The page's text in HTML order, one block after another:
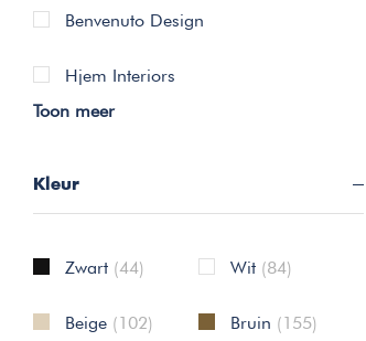
Benvenuto Design
Hjem Interiors
Toon meer
Kleur
Zwart (44) Wit (84)
Beige (102) Bruin (155)